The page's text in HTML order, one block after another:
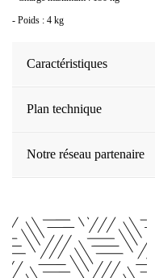
- Poids : 4 kg
Caractéristiques
Plan technique
Notre réseau partenaire